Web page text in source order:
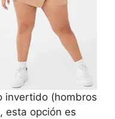
invertido (hombros
esta opción es